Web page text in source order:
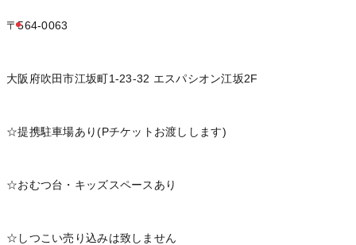
〒564-0063
大阪府吹田市江坂町1-23-32 エスパシオン江坂2F
☆提携駐車場あり(Pチケットお渡しします)
☆おむつ台・キッズスペースあり
☆しつこい売り込みは致しません